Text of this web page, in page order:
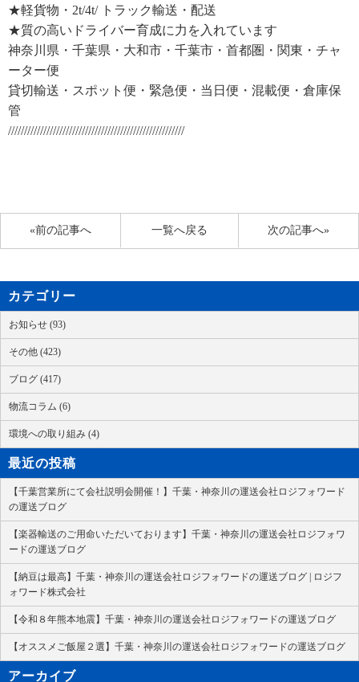
★軽貨物・2t/4t/ トラック輸送・配送
★質の高いドライバー育成に力を入れています
神奈川県・千葉県・大和市・千葉市・首都圏・関東・チャ
ーター便
貸切輸送・スポット便・緊急便・当日便・混載便・倉庫保
管
///////////////////////////////////////////////////////
«前の記事へ 次の記事へ»
一覧へ戻る
カテゴリー
お知らせ (93)
その他 (423)
ブログ (417)
物流コラム (6)
環境への取り組み (4)
最近の投稿
【千葉営業所にて会社説明会開催！】千葉・神奈川の運送会社ロジフォワード
の運送ブログ
【楽器輸送のご用命いただいております】千葉・神奈川の運送会社ロジフォワ
ードの運送ブログ
【納豆は最高】千葉・神奈川の運送会社ロジフォワードの運送ブログ | ロジフ
ォワード株式会社
【令和８年熊本地震】千葉・神奈川の運送会社ロジフォワードの運送ブログ
【オススメご飯屋２選】千葉・神奈川の運送会社ロジフォワードの運送ブログ
アーカイブ